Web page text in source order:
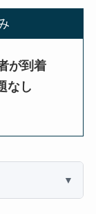
が到着
なし